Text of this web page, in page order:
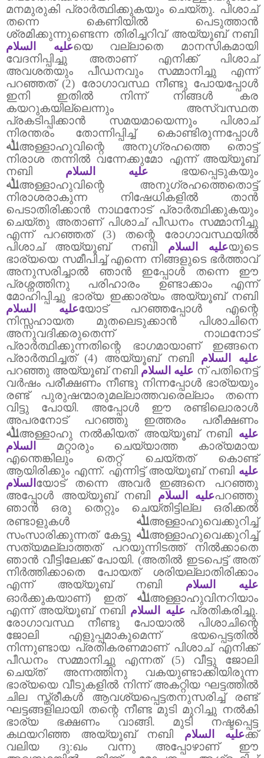
മനമുരുകി പ്രാർത്ഥിക്കുകയും ചെയ്തു. പിശാച്
തന്നെ കെണിയിൽ പെടുത്താൻ
ശ്രമിക്കുന്നുണ്ടെന്ന തിരിച്ചറിവ് അയ്യൂബ് നബി
عليه السلامയെ വല്ലാതെ മാനസികമായി
വേദനിപ്പിച്ചു അതാണ് എനിക്ക് പിശാച്
അവശതയും പീഡനവും സമ്മാനിച്ചു എന്ന്
പറഞ്ഞത് (2) രോഗാവസ്ഥ നീണ്ടു പോയപ്പോൾ
ഇനി ഇതിൽ നിന്ന് നിങ്ങൾ കര
കയറുകയില്ലെന്നും അസ്വസ്ഥത
പ്രകടിപ്പിക്കാൻ സമയമായെന്നും പിശാച്
നിരന്തരം തോന്നിപ്പിച്ച് കൊണ്ടിരുന്നപ്പോൾ
ﷲഅള്ളാഹുവിന്റെ അനുഗ്രഹത്തെ തൊട്ട്
നിരാശ തന്നിൽ വന്നേക്കുമോ എന്ന് അയ്യൂബ്
നബി
عليه السلام ഭയപ്പെടുകയും
ﷲഅള്ളാഹുവിന്റെ അനുഗ്രഹത്തെതൊട്ട്
നിരാശരാകുന്ന നിഷേധികളിൽ താൻ
പെടാതിരിക്കാൻ നാഥനോട് പ്രാർത്ഥിക്കുകയും
ചെയ്തു അതാണ് പിശാച് പീഡനം സമ്മാനിച്ചു
എന്ന് പറഞ്ഞത് (3) തന്റെ രോഗാവസ്ഥയിൽ
പിശാച് അയ്യൂബ്
നബി عليه السلامയുടെ
ഭാര്യയെ സമീപിച്ച് എന്നെ നിങ്ങളുടെ ഭർത്താവ്
അനുസരിച്ചാൽ ഞാൻ ഇപ്പോൾ തന്നെ ഈ
പ്രശ്നത്തിനു പരിഹാരം ഉണ്ടാക്കാം എന്ന്
മോഹിപ്പിച്ചു ഭാര്യ ഇക്കാര്യം അയ്യൂബ് നബി
عليه السلامയോട് പറഞ്ഞപ്പോൾ എന്റെ
നിസ്സഹായത മുതലെടുക്കാൻ പിശാചിനെ
അനുവദിക്കരുതെന്ന് നാഥനോട്
പ്രാർത്ഥിക്കുന്നതിന്റെ ഭാഗമായാണ് ഇങ്ങനെ
പ്രാർത്ഥിച്ചത് (4) അയ്യൂബ് നബി عليه السلام
പറഞ്ഞു അയ്യൂബ് നബി عليه السلام ന്പതിനെട്ട്
വർഷം പരീക്ഷണം നീണ്ടു നിന്നപ്പോൾ ഭാര്യയും
രണ്ട് പുരുഷന്മാരുമല്ലാത്തവരെല്ലാം തന്നെ
വിട്ടു പോയി.
അപ്പോൾ ഈ രണ്ടിലൊരാൾ
അപരനോട് പറഞ്ഞു ഇത്തരം പരീക്ഷണം
ﷲഅള്ളാഹു നൽകിയത് അയ്യൂബ് നബി عليه
السلام
മറ്റാരും ചെയ്യാത്ത കാര്യമായ
എന്തെങ്കിലും തെറ്റ് ചെയ്തത് കൊണ്ട്
ആയിരിക്കും എന്ന്. എന്നിട്ട് അയ്യൂബ് നബി عليه
السلام യോട് തന്നെ അവർ ഇങ്ങനെ പറഞ്ഞു
അപ്പോൾ അയ്യൂബ് നബി عليه السلامപറഞ്ഞു
ഞാൻ ഒരു തെറ്റും ചെയ്തിട്ടില്ല ഒരിക്കൽ
രണ്ടാളുകൾ ﷲഅള്ളാഹുവെക്കുറിച്ച്
സംസാരിക്കുന്നത് കേട്ടു ﷲഅള്ളാഹുവെക്കുറിച്ച്
സത്യമല്ലാത്തത് പറയുന്നിടത്ത് നിൽക്കാതെ
ഞാൻ വീട്ടിലേക്ക് പോയി. (അതിൽ ഇടപെട്ട് അത്
നിർത്തിക്കാതെ പോയത് ശരിയല്ലാതിരിക്കാം
എന്ന് അയ്യൂബ് നബി
عليه السلام
ഓർക്കുകയാണ്) ഇത് ﷲഅള്ളാഹുവിനറിയാം
എന്ന് അയ്യൂബ് നബി عليه السلام പ്രതികരിച്ചു.
രോഗാവസ്ഥ നീണ്ടു പോയാൽ പിശാചിന്റെ
ജോലി എളുപ്പമാകുമെന്ന് ഭയപ്പെട്ടതിൽ
നിന്നുണ്ടായ പ്രതികരണമാണ് പിശാച് എനിക്ക്
പീഡനം സമ്മാനിച്ചു എന്നത് (5) വീട്ടു ജോലി
ചെയ്ത് അന്നത്തിനു വകയുണ്ടാക്കിയിരുന്ന
ഭാര്യയെ വീടുകളിൽ നിന്ന് അകറ്റിയ ഘട്ടത്തിൽ
ചില സ്ത്രീകൾ ആവശ്യപ്പെട്ടതനുസരിച്ച് രണ്ട്
ഘട്ടങ്ങളിലായി തന്റെ നീണ്ട മുടി മുറിച്ചു നൽകി
ഭാര്യ ഭക്ഷണം വാങ്ങി.
മുടി നഷ്ടപ്പെട്ട
കഥയറിഞ്ഞ അയ്യൂബ് നബി
عليه السلامക്ക്
വലിയ ദു:ഖം വന്നു അപ്പോഴാണ് ഈ